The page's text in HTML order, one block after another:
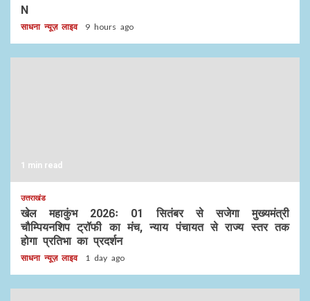
N
साधना न्यूज़ लाइव 9 hours ago
1 min read
उत्तराखंड
खेल महाकुंभ 2026ः 01 सितंबर से सजेगा मुख्यमंत्री
चौम्पियनशिप ट्रॉफी का मंच, न्याय पंचायत से राज्य स्तर तक
होगा प्रतिभा का प्रदर्शन
साधना न्यूज़ लाइव 1 day ago